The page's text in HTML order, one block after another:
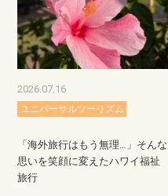
2026.07.16
ユニバーサルツーリズム
「海外旅行はもう無理…」そんな
思いを笑顔に変えたハワイ福祉
旅行